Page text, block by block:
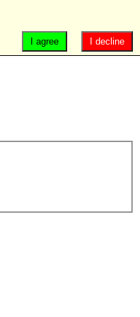
I decline
I agree